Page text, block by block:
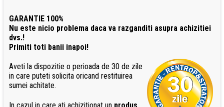
GARANTIE 100%
Nu este nicio problema daca va razganditi asupra achizitiei
dvs.!
Primiti toti banii inapoi!
Aveti la dispozitie o perioada de 30 de zile
in care puteti solicita oricand restituirea
sumei achitate.
In cazul in care ati achizitionat un produs